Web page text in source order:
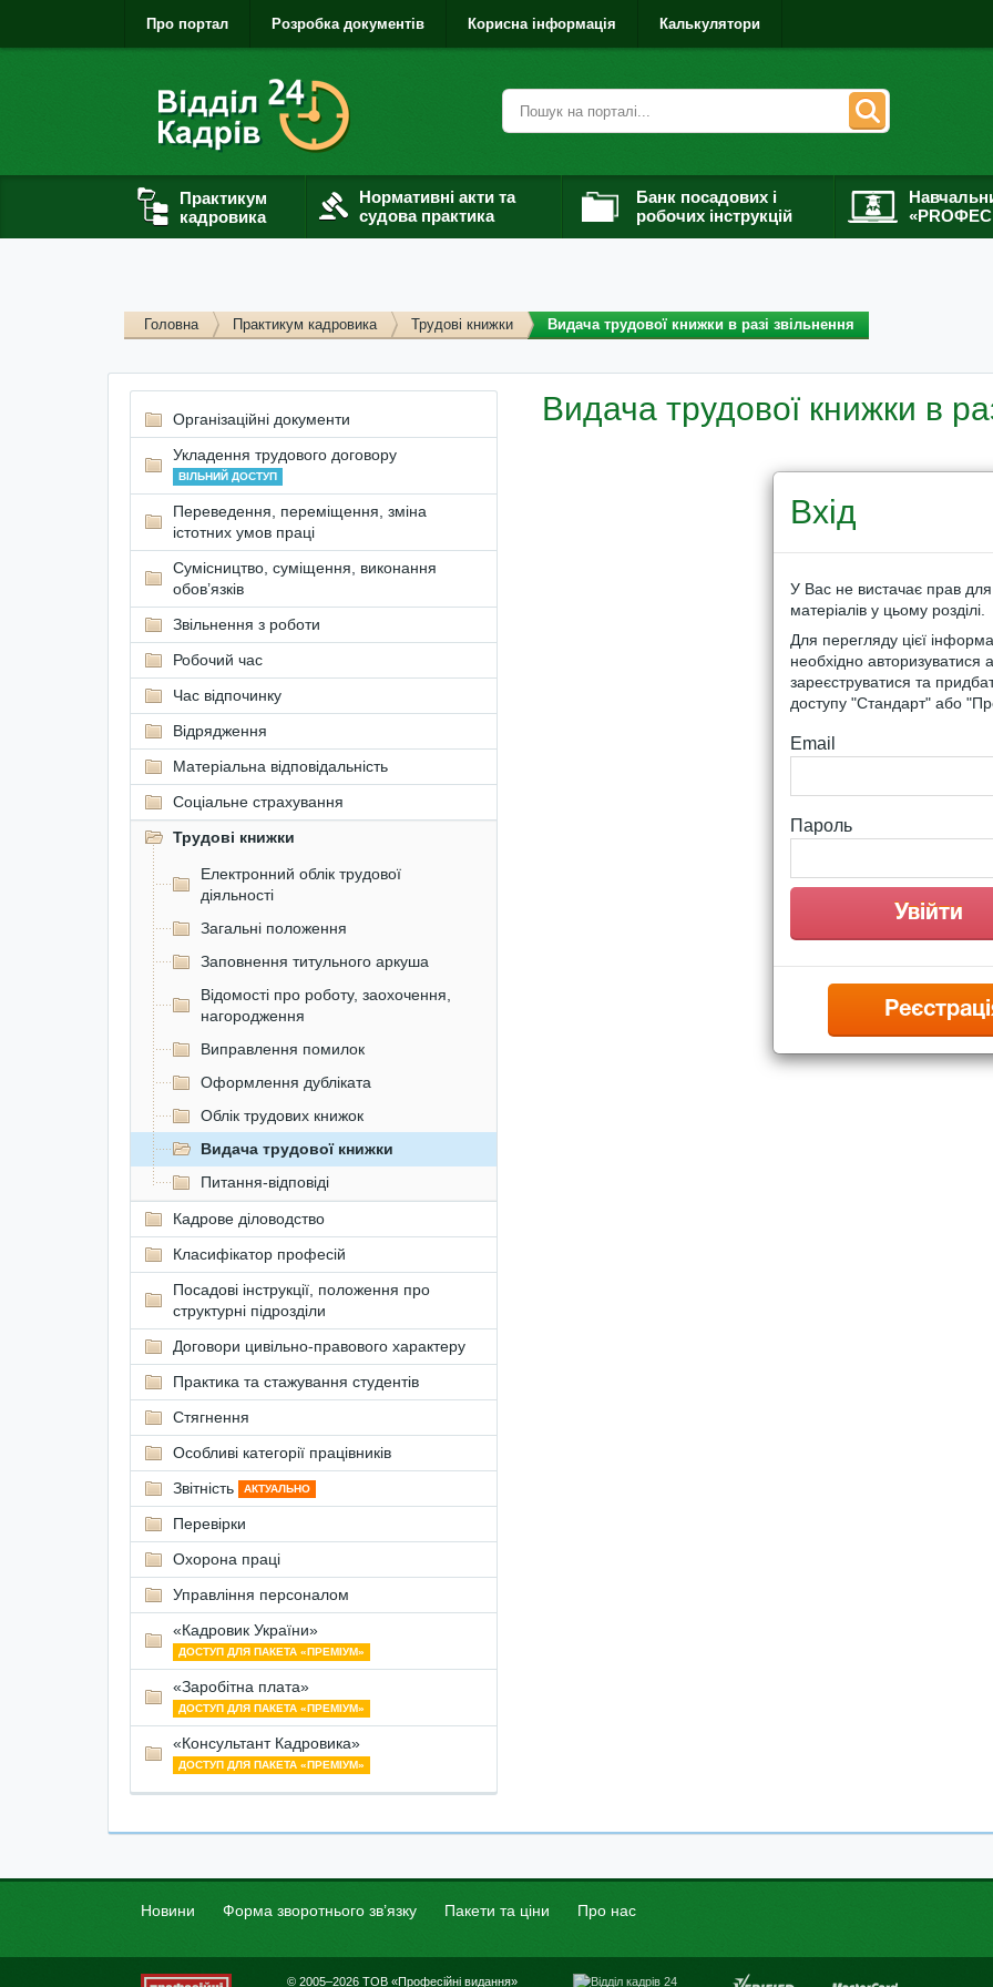
Про портал Розробка документів Корисна інформація Калькулятори
Практикум
кадровика
Нормативні акти та
судова практика
Банк посадових і
робочих інструкцій
Головна Практикум кадровика Трудові книжки Видача трудової книжки в разі звільнення
Видача трудової книжки в
Вхід
У Вас не вистачає прав
матеріалів у цьому розділі.
Для перегляду цієї
необхідно авторизуватися
зареєструватися та
доступу "Стандарт" або
Email
Пароль
Організаційні документи
Укладення трудового договору
ВІЛЬНИЙ ДОСТУП
Переведення, переміщення, зміна
істотних умов праці
Сумісництво, суміщення, виконання
обов’язків
Звільнення з роботи
Робочий час
Час відпочинку
Відрядження
Матеріальна відповідальність
Соціальне страхування
Трудові книжки
Електронний облік трудової
діяльності
Загальні положення
Заповнення титульного аркуша
Відомості про роботу, заохочення,
нагородження
Виправлення помилок
Оформлення дубліката
Облік трудових книжок
Видача трудової книжки
Питання-відповіді
Кадрове діловодство
Класифікатор професій
Посадові інструкції, положення про
структурні підрозділи
Договори цивільно-правового характеру
Практика та стажування студентів
Стягнення
Особливі категорії працівників
Звітність
АКТУАЛЬНО
Перевірки
Охорона праці
Управління персоналом
«Кадровик України»
ДОСТУП ДЛЯ ПАКЕТА «ПРЕМІУМ»
«Заробітна плата»
ДОСТУП ДЛЯ ПАКЕТА «ПРЕМІУМ»
«Консультант Кадровика»
ДОСТУП ДЛЯ ПАКЕТА «ПРЕМІУМ»
Новини Форма зворотнього зв’язку Пакети та ціни Про нас
© 2005–2026 ТОВ «Професійні видання»